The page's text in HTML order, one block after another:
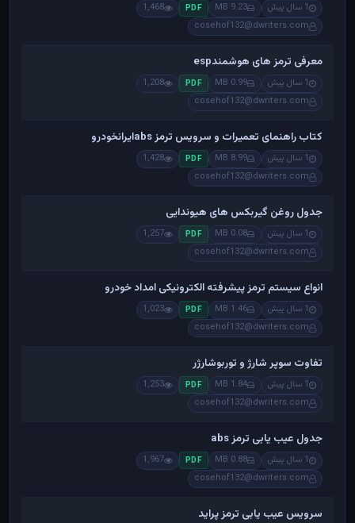
1 سال پیش 9.23 MB
PDF
1,468
cosehof132@dwriters.com
معرفی ترمز های هوشمندesp
1 سال پیش 0.99 MB
PDF
1,208
cosehof132@dwriters.com
کتاب راهنمای تعمیرات و سرویس ترمز absایرانخودرو
1 سال پیش 8.99 MB
PDF
1,428
cosehof132@dwriters.com
جدول روغن گیربکس های هیوندایی
1 سال پیش 0.08 MB
PDF
1,257
cosehof132@dwriters.com
انواع سیستم ترمز پیشرفته الکترونیکی امداد خودرو
1 سال پیش 1.46 MB
PDF
1,023
cosehof132@dwriters.com
تفاوت سوپر شارژ و توربوشارژر
1 سال پیش 1.84 MB
PDF
1,253
cosehof132@dwriters.com
جدول عیب یابی ترمز abs
1 سال پیش 0.88 MB
PDF
1,967
cosehof132@dwriters.com
سرویس عیب یابی ترمز پراید